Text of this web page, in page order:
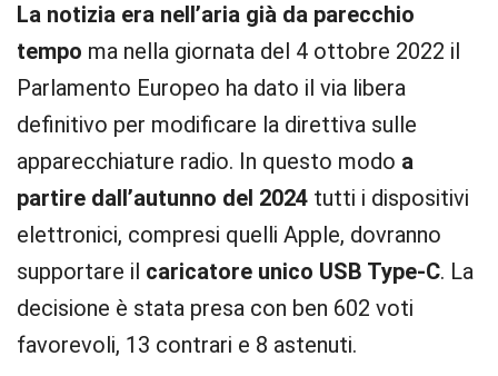
La notizia era nell’aria già da parecchio
tempo ma nella giornata del 4 ottobre 2022 il
Parlamento Europeo ha dato il via libera
definitivo per modificare la direttiva sulle
apparecchiature radio. In questo modo a
partire dall’autunno del 2024 tutti i dispositivi
elettronici, compresi quelli Apple, dovranno
supportare il caricatore unico USB Type-C. La
decisione è stata presa con ben 602 voti
favorevoli, 13 contrari e 8 astenuti.